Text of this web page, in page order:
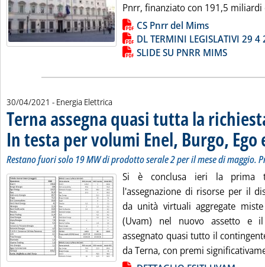
Pnrr, finanziato con 191,5 miliardi
Lista allegati PDF alla notiziaCS Pnrr del Mims
DL TERMINI LEGISLATIVI 29 4
SLIDE SU PNRR MIMS
30/04/2021 - Energia Elettrica
Terna assegna quasi tutta la
In testa per volumi Enel, Burgo, Ego
Restano fuori solo 19 MW di prodotto serale 2 per il mese di maggio.
Si è conclusa ieri la prima
l'assegnazione di risorse per il
da unità virtuali aggregate
(Uvam) nel nuovo assetto e
assegnato quasi tutto il
da Terna, con premi